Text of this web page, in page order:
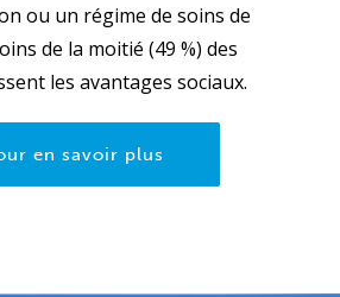
ou un régime de soins de
de la moitié (49 %) des
les avantages sociaux.
en savoir plus